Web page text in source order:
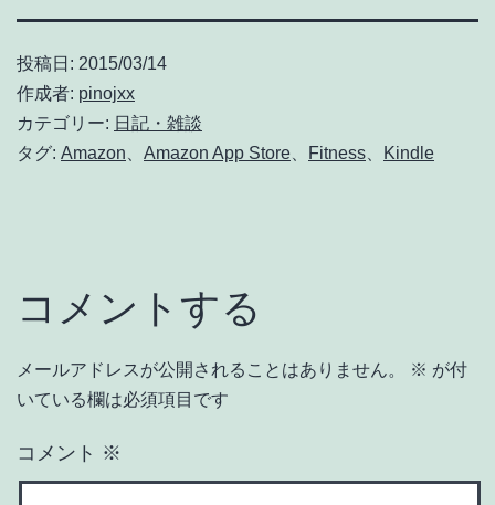
投稿日: 2015/03/14
作成者: pinojxx
カテゴリー: 日記・雑談
タグ: Amazon Amazon App Store Fitness Kindle
コメントする
メールアドレスが公開されることはありません。 ※ が付
いている欄は必須項目です
コメント ※